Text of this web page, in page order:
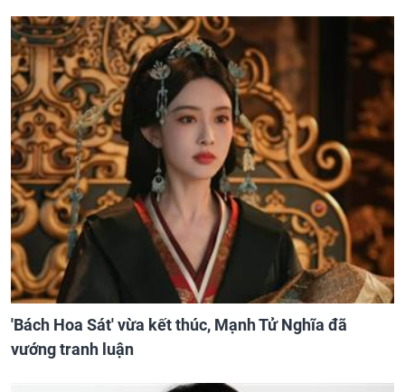
'Bách Hoa Sát' vừa kết thúc, Mạnh Tử Nghĩa đã
vướng tranh luận